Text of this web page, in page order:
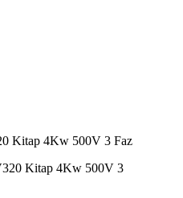
Kitap 4Kw 500V 3 Faz